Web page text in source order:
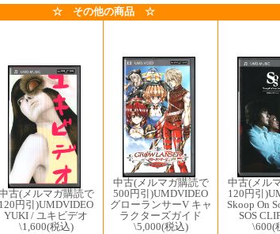
☆ その他の商品 ☆
古(メルマガ購読で
120円引)UMDVIDEO
YUKI / ユキビデオ
\1,600(税込)
中古(メルマガ購読で
500円引)UMDVIDEO
グローランサーV キャ
ラクターズガイド
\5,000(税込)
中古(メル
120円引
Skoop On
SOS
\600(